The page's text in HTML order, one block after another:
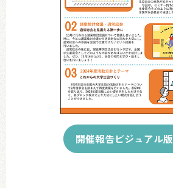
開催報告ビジュアル版